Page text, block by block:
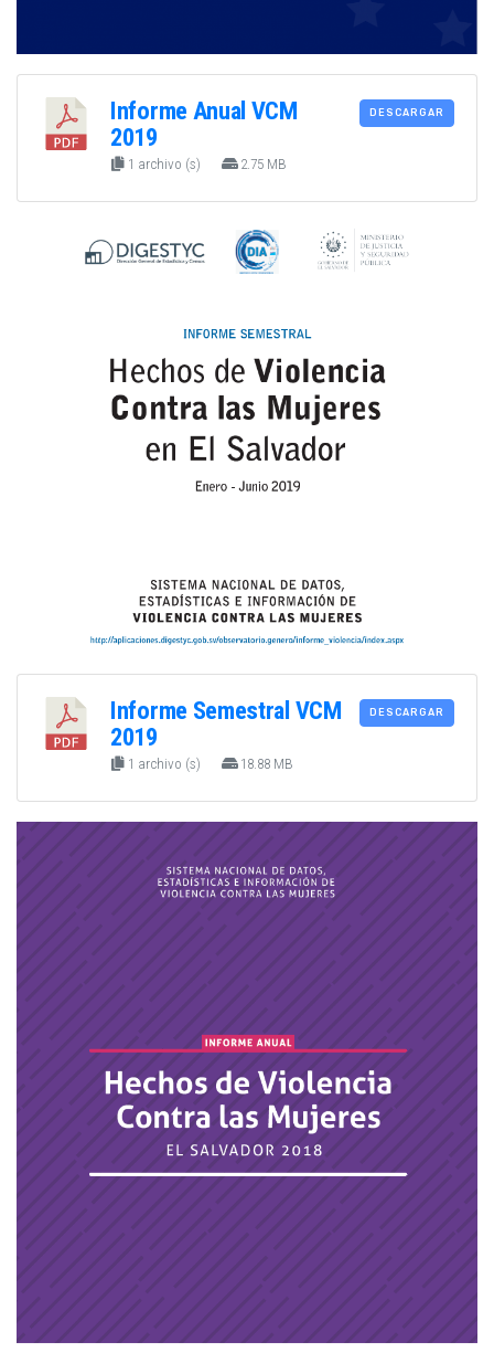
Informe Anual VCM
2019
1 archivo (s) 2.75 MB
DESCARGAR
Informe Semestral VCM
2019
1 archivo (s) 18.88 MB
DESCARGAR